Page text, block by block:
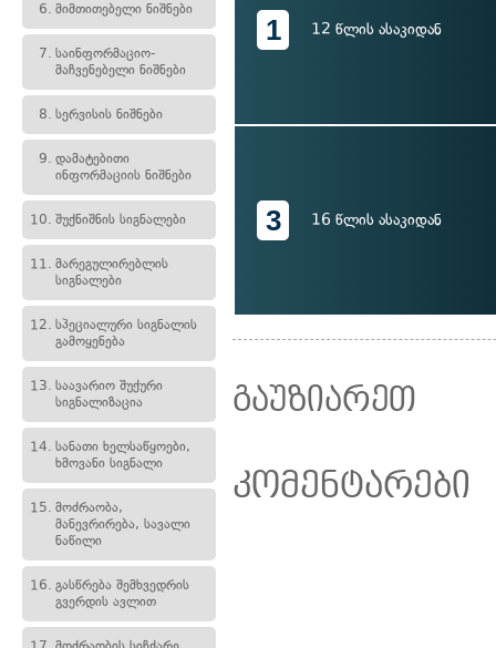
6. მიმთითებელი ნიშნები
7. საინფორმაციო-
მაჩვენებელი ნიშნები
8. სერვისის ნიშნები
9. დამატებითი
ინფორმაციის ნიშნები
10. შუქნიშნის სიგნალები
11. მარეგულირებლის
სიგნალები
12. სპეციალური სიგნალის
გამოყენება
13. საავარიო შუქური
სიგნალიზაცია
14. სანათი ხელსაწყოები,
ხმოვანი სიგნალი
15. მოძრაობა,
მანევრირება, სავალი
ნაწილი
16. გასწრება შემხვედრის
გვერდის ავლით
1 12 წლის ასაკიდან
3 16 წლის ასაკიდან
გაუზიარეთ
კომენტარები